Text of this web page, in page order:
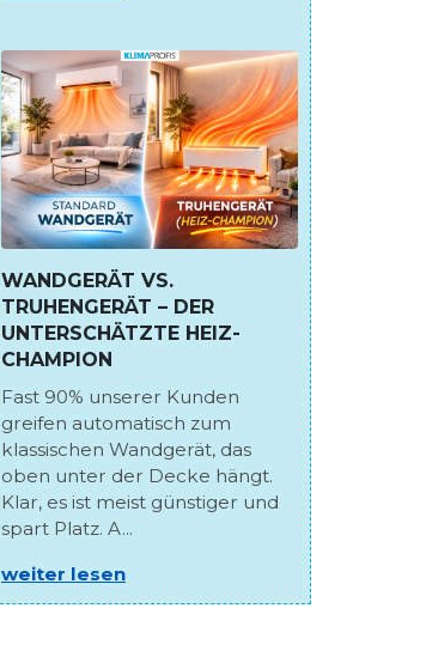
WANDGERÄT VS.
TRUHENGERÄT – DER
UNTERSCHÄTZTE HEIZ-
CHAMPION
Fast 90% unserer Kunden
greifen automatisch zum
klassischen Wandgerät, das
oben unter der Decke hängt.
Klar, es ist meist günstiger und
spart Platz. A...
weiter lesen